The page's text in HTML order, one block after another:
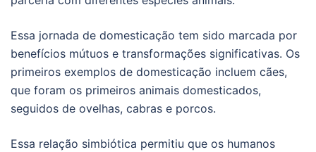
Essa jornada de domesticação tem sido marcada por
benefícios mútuos e transformações significativas. Os
primeiros exemplos de domesticação incluem cães,
que foram os primeiros animais domesticados,
seguidos de ovelhas, cabras e porcos.
Essa relação simbiótica permitiu que os humanos